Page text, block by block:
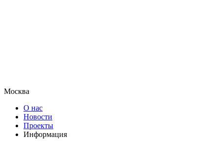
Москва
О нас
Новости
Проекты
Информация